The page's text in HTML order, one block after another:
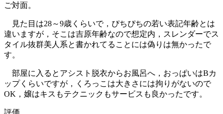
ご対面。
見た目は28～9歳くらいで，ぴちぴちの若い表記年齢とは
違いますが，そこは吉原年齢なので想定内，スレンダーでス
タイル抜群美人系と書かれてることには偽りは無かったで
す。
部屋に入るとアシスト脱衣からお風呂へ，おっぱいはBカ
ップくらいですが，くろっこは大きさには拘りがないので
OK，嬢はキスもテクニックもサービスも良かったです。
評価